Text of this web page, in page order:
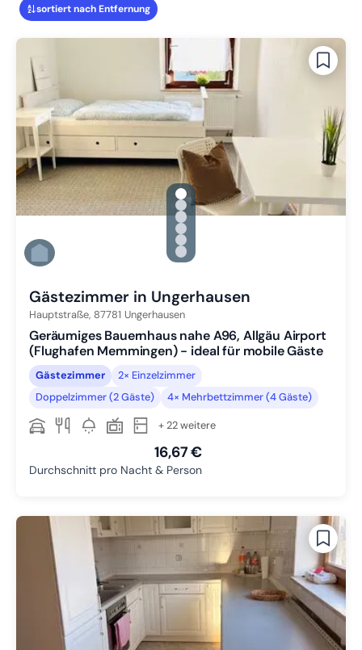
sortiert nach Entfernung
gallery.slide_selector
Zu Slide 1 wechseln
Zu Slide 2 wechseln
Zu Slide 3 wechseln
Zu Slide 4 wechseln
Zu Slide 5 wechseln
Zu Slide 6 wechseln
Gästezimmer in Ungerhausen
Hauptstraße, 87781 Ungerhausen
Geräumiges Bauernhaus nahe A96, Allgäu Airport
(Flughafen Memmingen) - ideal für mobile Gäste
Gästezimmer
2× Einzelzimmer
Doppelzimmer (2 Gäste)
4× Mehrbettzimmer (4 Gäste)
+ 22 weitere
16,67 €
Durchschnitt pro Nacht & Person